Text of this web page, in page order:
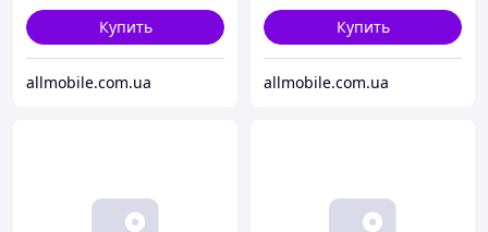
Купить
allmobile.com.ua
Купить
allmobile.com.ua